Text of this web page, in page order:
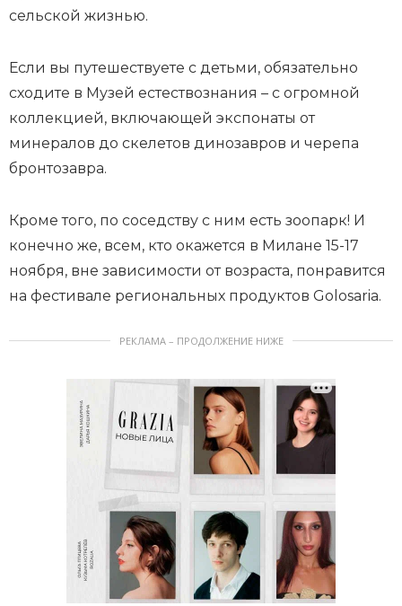
сельской жизнью.
Если вы путешествуете с детьми, обязательно
сходите в Музей естествознания – с огромной
коллекцией, включающей экспонаты от
минералов до скелетов динозавров и черепа
бронтозавра.
Кроме того, по соседству с ним есть зоопарк! И
конечно же, всем, кто окажется в Милане 15-17
ноября, вне зависимости от возраста, понравится
на фестивале региональных продуктов Golosaria.
РЕКЛАМА – ПРОДОЛЖЕНИЕ НИЖЕ